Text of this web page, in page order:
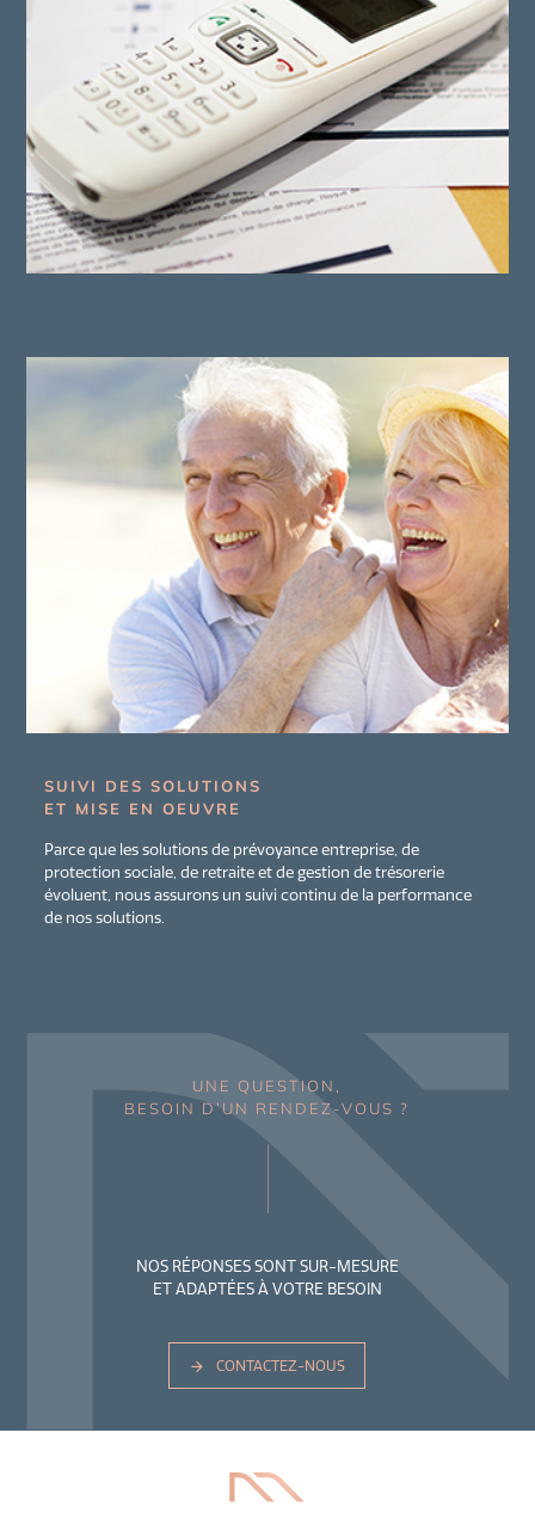
SUIVI DES SOLUTIONS
ET MISE EN OEUVRE
Parce que les solutions de prévoyance entreprise, de
protection sociale, de retraite et de gestion de trésorerie
évoluent, nous assurons un suivi continu de la performance
de nos solutions.
UNE QUESTION,
BESOIN D’UN RENDEZ-VOUS ?
NOS RÉPONSES SONT SUR-MESURE
ET ADAPTÉES À VOTRE BESOIN
CONTACTEZ-NOUS